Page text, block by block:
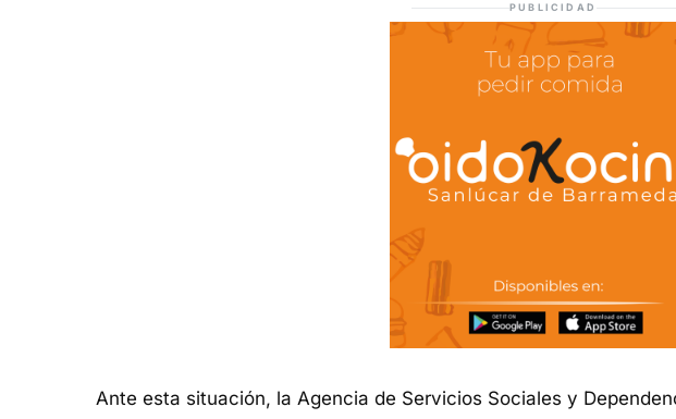
PUBLICIDAD
Ante esta situación, la Agencia de Servicios Sociales y